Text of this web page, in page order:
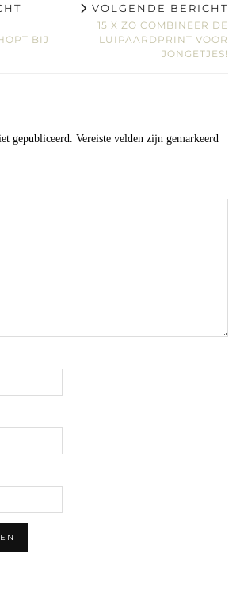
BIJ
VOLGENDE BERICHT
15 X ZO COMBINEER DE
LUIPAARDPRINT VOOR
JONGETJES!
gepubliceerd. Vereiste velden zijn gemarkeerd